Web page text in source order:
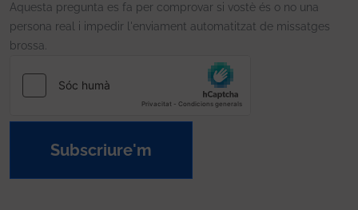
Aquesta pregunta es fa per comprovar si vostè és o no una
persona real i impedir l'enviament automatitzat de missatges
brossa.
Subscriure'm